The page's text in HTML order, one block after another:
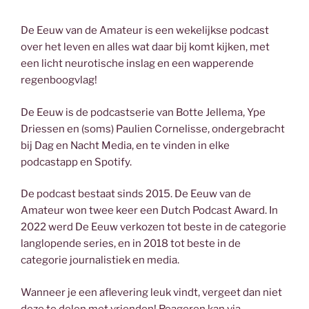
De Eeuw van de Amateur is een wekelijkse podcast
over het leven en alles wat daar bij komt kijken, met
een licht neurotische inslag en een wapperende
regenboogvlag!
De Eeuw is de podcastserie van Botte Jellema, Ype
Driessen en (soms) Paulien Cornelisse, ondergebracht
bij Dag en Nacht Media, en te vinden in elke
podcastapp en Spotify.
De podcast bestaat sinds 2015. De Eeuw van de
Amateur won twee keer een Dutch Podcast Award. In
2022 werd De Eeuw verkozen tot beste in de categorie
langlopende series, en in 2018 tot beste in de
categorie journalistiek en media.
Wanneer je een aflevering leuk vindt, vergeet dan niet